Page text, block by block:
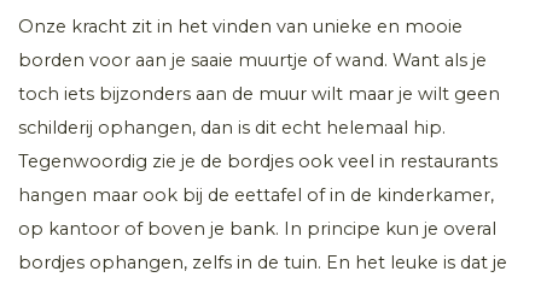
Onze kracht zit in het vinden van unieke en mooie
borden voor aan je saaie muurtje of wand. Want als je
toch iets bijzonders aan de muur wilt maar je wilt geen
schilderij ophangen, dan is dit echt helemaal hip.
Tegenwoordig zie je de bordjes ook veel in restaurants
hangen maar ook bij de eettafel of in de kinderkamer,
op kantoor of boven je bank. In principe kun je overal
bordjes ophangen, zelfs in de tuin. En het leuke is dat je